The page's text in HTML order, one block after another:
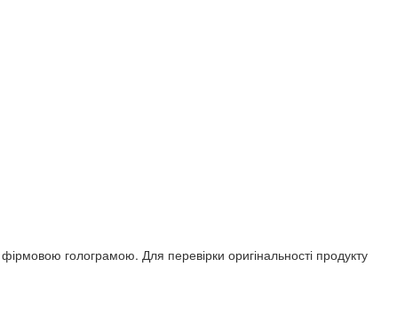
голограмою. Для перевірки оригінальності продукту